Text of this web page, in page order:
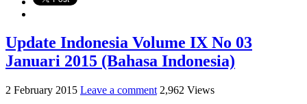
Update Indonesia Volume IX No 03
Januari 2015 (Bahasa Indonesia)
2 February 2015 Leave a comment 2,962 Views